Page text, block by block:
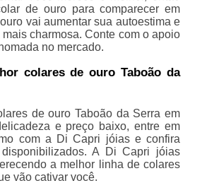
de ouro para comparecer em
vai aumentar sua autoestima e
charmosa. Conte com o apoio
no mercado.
colares de ouro Taboão da
de ouro Taboão da Serra em
e preço baixo, entre em
com a Di Capri jóias e confira
A Di Capri jóias
a melhor linha de colares
vão cativar você.